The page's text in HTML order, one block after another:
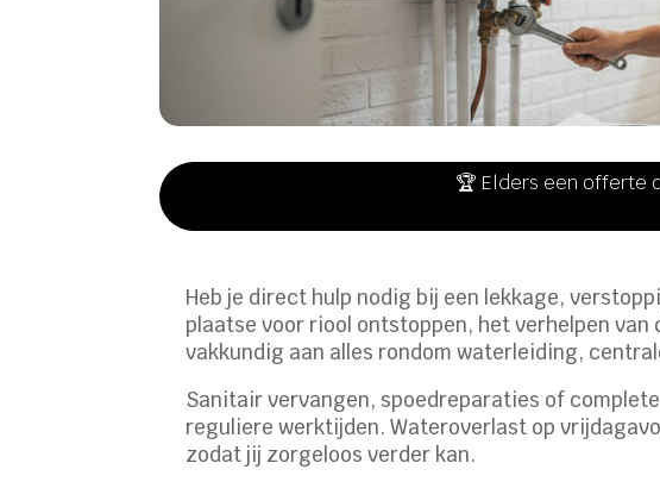
🏆 Elders een offerte
Heb je direct hulp nodig bij een lekkage,
plaatse voor riool ontstoppen, het verhelpen
vakkundig aan alles rondom waterleiding,
Sanitair vervangen, spoedreparaties of
reguliere werktijden. Wateroverlast op
zodat jij zorgeloos verder kan.